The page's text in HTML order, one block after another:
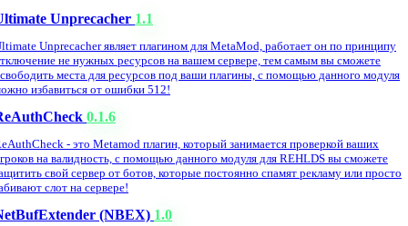
Unprecacher 1.1
Unprecacher являет плагином для MetaMod, работает он по принципу
не нужных ресурсов на вашем сервере, тем самым вы сможете
места для ресурсов под ваши плагины, с помощью данного модуля
избавиться от ошибки 512!
0.1.6
- это Metamod плагин, который занимается проверкой ваших
на валидность, с помощью данного модуля для REHLDS вы сможете
свой сервер от ботов, которые постоянно спамят рекламу или просто
слот на сервере!
(NBEX) 1.0